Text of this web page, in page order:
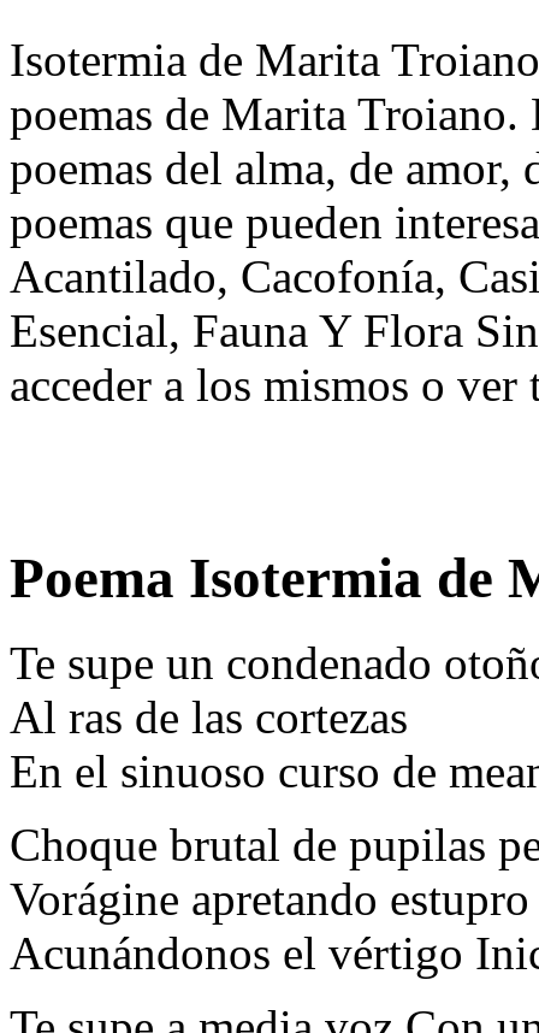
Isotermia de Marita
poemas de Marita
poemas del alma, de
poemas que pueden
Acantilado, Cacofonía,
Esencial, Fauna Y Flora
acceder a los mismos o
Poema Isotermia de
Te supe un condenado
Al ras de las cortezas
En el sinuoso curso de
Choque brutal de pupilas
Vorágine apretando
Acunándonos el vértigo